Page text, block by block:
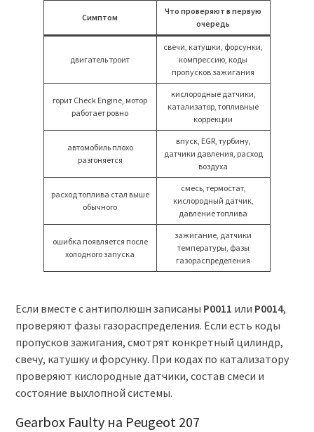
Симптом
Что проверяют в первую
очередь
двигатель троит
свечи, катушки, форсунки,
компрессию, коды
пропусков зажигания
горит Check Engine, мотор
работает ровно
кислородные датчики,
катализатор, топливные
коррекции
автомобиль плохо
разгоняется
впуск, EGR, турбину,
датчики давления, расход
воздуха
расход топлива стал выше
обычного
смесь, термостат,
кислородный датчик,
давление топлива
ошибка появляется после
холодного запуска
зажигание, датчики
температуры, фазы
газораспределения
Если вместе с антиполюшн записаны P0011 или P0014,
проверяют фазы газораспределения. Если есть коды
пропусков зажигания, смотрят конкретный цилиндр,
свечу, катушку и форсунку. При кодах по катализатору
проверяют кислородные датчики, состав смеси и
состояние выхлопной системы.
Gearbox Faulty на Peugeot 207